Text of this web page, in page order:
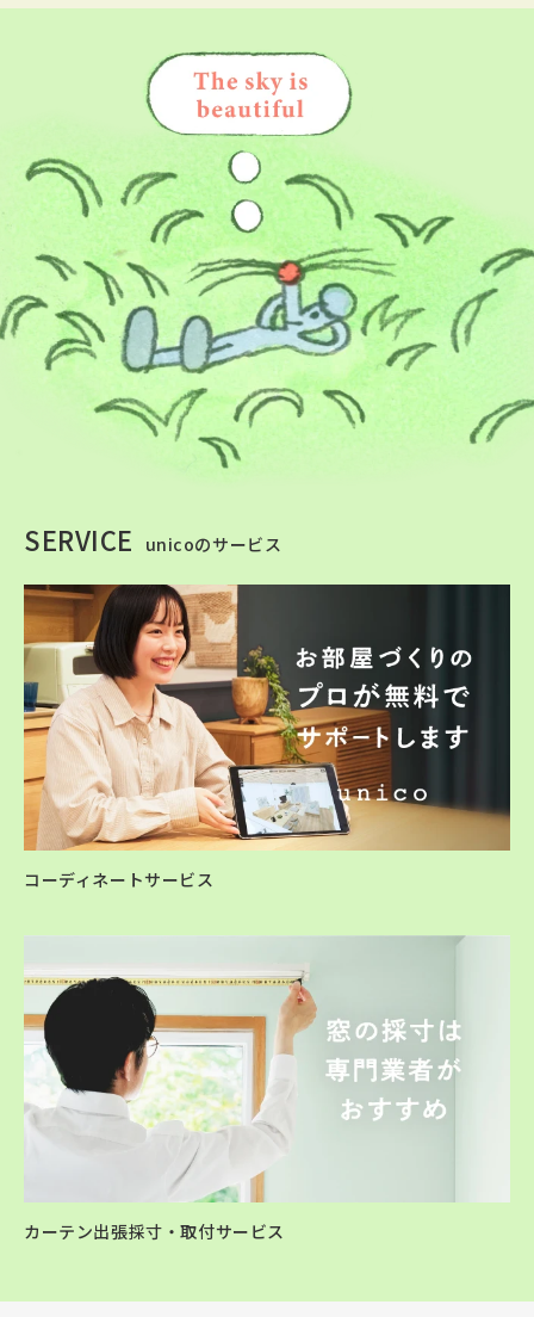
SERVICE unicoのサービス
コーディネートサービス
カーテン出張採寸・取付サービス